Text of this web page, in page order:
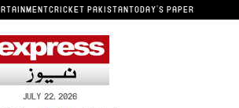
CRICKET PAKISTANTODAY'S PAPER
JULY 22, 2026